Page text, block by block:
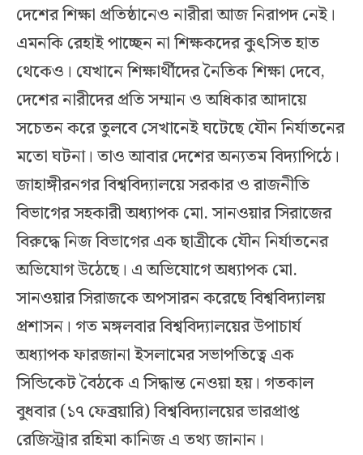
দেশের শিক্ষা প্রতিষ্ঠানেও নারীরা আজ নিরাপদ নেই।
এমনকি রেহাই পাচ্ছেন না শিক্ষকদের কুৎসিত হাত
থেকেও। যেখানে শিক্ষার্থীদের নৈতিক শিক্ষা দেবে,
দেশের নারীদের প্রতি সম্মান ও অধিকার আদায়ে
সচেতন করে তুলবে সেখানেই ঘটেছে যৌন নির্যাতনের
মতো ঘটনা। তাও আবার দেশের অন্যতম বিদ্যাপিঠে।
জাহাঙ্গীরনগর বিশ্ববিদ্যালয়ে সরকার ও রাজনীতি
বিভাগের সহকারী অধ্যাপক মো. সানওয়ার সিরাজের
বিরুদ্ধে নিজ বিভাগের এক ছাত্রীকে যৌন নির্যাতনের
অভিযোগ উঠেছে। এ অভিযোগে অধ্যাপক মো.
সানওয়ার সিরাজকে অপসারন করেছে বিশ্ববিদ্যালয়
প্রশাসন। গত মঙ্গলবার বিশ্ববিদ্যালয়ের উপাচার্য
অধ্যাপক ফারজানা ইসলামের সভাপতিত্বে এক
সিন্ডিকেট বৈঠকে এ সিদ্ধান্ত নেওয়া হয়। গতকাল
বুধবার (১৭ ফেব্রয়ারি) বিশ্ববিদ্যালয়ের ভারপ্রাপ্ত
রেজিস্ট্রার রহিমা কানিজ এ তথ্য জানান।